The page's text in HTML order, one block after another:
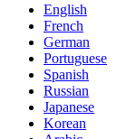
English
French
German
Portuguese
Spanish
Russian
Japanese
Korean